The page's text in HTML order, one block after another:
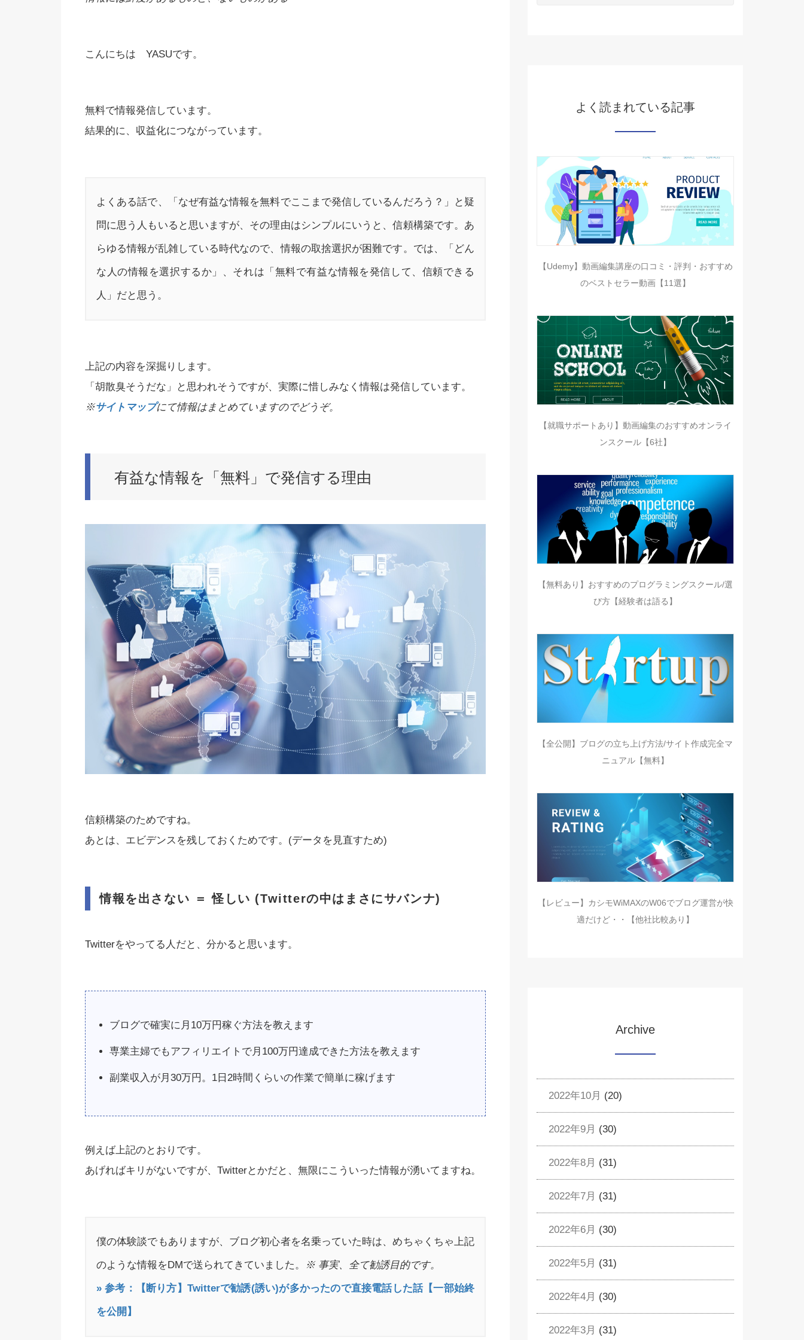
こんにちは YASUです。
無料で情報発信しています。
結果的に、収益化につながっています。
よくある話で、「なぜ有益な情報を無料でここまで発信しているんだろう？」と疑
問に思う人もいると思いますが、その理由はシンプルにいうと、信頼構築です。あ
らゆる情報が乱雑している時代なので、情報の取捨選択が困難です。では、「どん
な人の情報を選択するか」、それは「無料で有益な情報を発信して、信頼できる
人」だと思う。
上記の内容を深掘りします。
「胡散臭そうだな」と思われそうですが、実際に惜しみなく情報は発信しています。
※サイトマップにて情報はまとめていますのでどうぞ。
有益な情報を「無料」で発信する理由
信頼構築のためですね。
あとは、エビデンスを残しておくためです。(データを見直すため)
情報を出さない ＝ 怪しい (Twitterの中はまさにサバンナ)
Twitterをやってる人だと、分かると思います。
ブログで確実に月10万円稼ぐ方法を教えます
専業主婦でもアフィリエイトで月100万円達成できた方法を教えます
副業収入が月30万円。1日2時間くらいの作業で簡単に稼げます
例えば上記のとおりです。
あげればキリがないですが、Twitterとかだと、無限にこういった情報が湧いてますね。
僕の体験談でもありますが、ブログ初心者を名乗っていた時は、めちゃくちゃ上記
のような情報をDMで送られてきていました。 ※ 事実、全て勧誘目的です。
» 参考：【断り方】Twitterで勧誘(誘い)が多かったので直接電話した話【一部始終
を公開】
よく読まれている記事
【Udemy】動画編集講座の口コミ・評判・おすすめ
のベストセラー動画【11選】
【就職サポートあり】動画編集のおすすめオンライ
ンスクール【6社】
【無料あり】おすすめのプログラミングスクール/選
び方【経験者は語る】
【全公開】ブログの立ち上げ方法/サイト作成完全マ
ニュアル【無料】
【レビュー】カシモWiMAXのW06でブログ運営が快
適だけど・・【他社比較あり】
Archive
2022年10月 (20)
2022年9月 (30)
2022年8月 (31)
2022年7月 (31)
2022年6月 (30)
2022年5月 (31)
2022年4月 (30)
2022年3月 (31)